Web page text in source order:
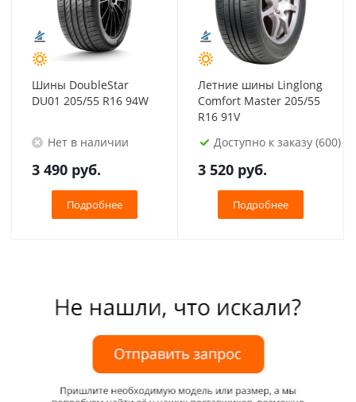
Шины DoubleStar
DU01 205/55 R16 94W
Нет в наличии
3 490 руб.
Подробнее
Летние шины Linglong
Comfort Master 205/55
R16 91V
Доступно к заказу (600)
3 520 руб.
Подробнее